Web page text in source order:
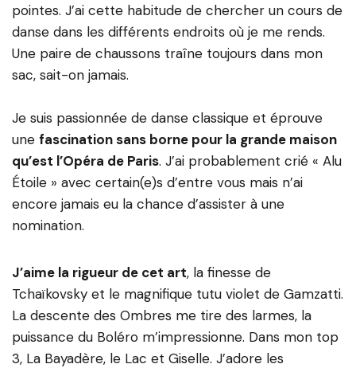
pointes. J’ai cette habitude de chercher un cours de
danse dans les différents endroits où je me rends.
Une paire de chaussons traîne toujours dans mon
sac, sait-on jamais.
Je suis passionnée de danse classique et éprouve
une fascination sans borne pour la grande maison
qu’est l’Opéra de Paris. J’ai probablement crié « Alu
Étoile » avec certain(e)s d’entre vous mais n’ai
encore jamais eu la chance d’assister à une
nomination.
J’aime la rigueur de cet art, la finesse de
Tchaïkovsky et le magnifique tutu violet de Gamzatti.
La descente des Ombres me tire des larmes, la
puissance du Boléro m’impressionne. Dans mon top
3, La Bayadère, le Lac et Giselle. J’adore les